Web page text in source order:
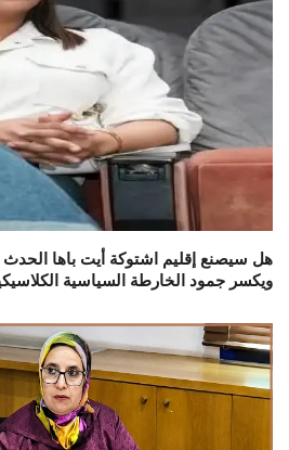
هل سيصنع إقليم اشتوكة أيت باها الحدث
ويكسر جمود الخارطة السياسية